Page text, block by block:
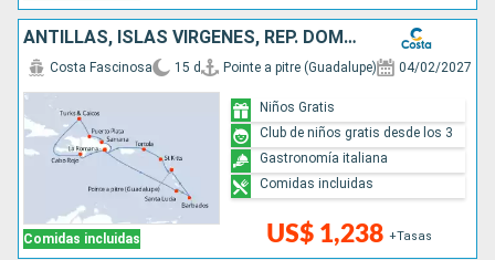
ANTILLAS, ISLAS VÍRGENES, REP. DOMINICANA, TURKS E ISLAS CAICOS
Comidas incluidas
Costa Fascinosa 15 d Pointe a pitre (Guadalupe) 04/02/2027
US$ 1,238 +Tasas
Niños Gratis
Club de niños gratis desde los 3
Gastronomía italiana
Comidas incluidas